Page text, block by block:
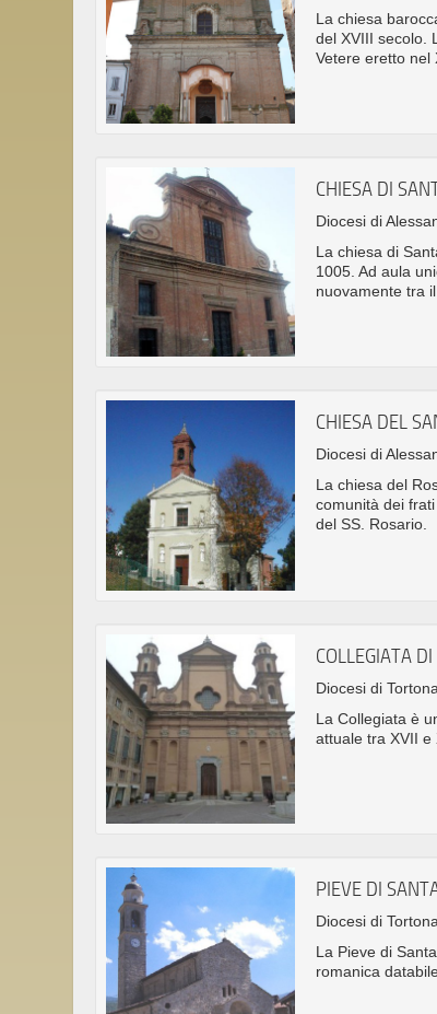
La chiesa
del XVIII secolo.
Vetere eretto nel
CHIESA DI
Diocesi di
La chiesa di
1005. Ad aula
nuovamente tra
CHIESA DEL
Diocesi di
La chiesa del
comunità dei
del SS. Rosario.
COLLEGIATA
Diocesi di Tortona
La Collegiata è
attuale tra XVII e
PIEVE DI
Diocesi di Tortona
La Pieve di
romanica